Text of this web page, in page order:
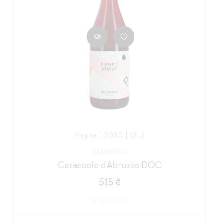
Марке | 2020 | 13,5
Cerasuolo d'Abruzzo DOC
515 ₴